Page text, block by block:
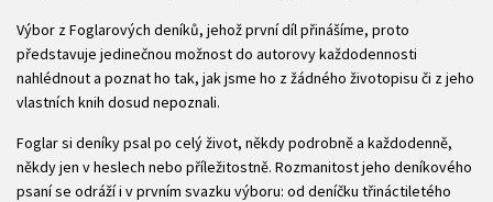
Výbor z Foglarových deníků, jehož první díl přinášíme, proto
představuje jedinečnou možnost do autorovy každodennosti
nahlédnout a poznat ho tak, jak jsme ho z žádného životopisu či z jeho
vlastních knih dosud nepoznali.
Foglar si deníky psal po celý život, někdy podrobně a každodenně,
někdy jen v heslech nebo příležitostně. Rozmanitost jeho deníkového
psaní se odráží i v prvním svazku výboru: od deníčku třináctiletého